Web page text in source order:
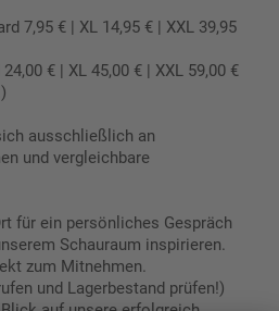
7,95 € | XL 14,95 € | XXL 39,95
€ | XL 45,00 € | XXL 59,00 €
ausschließlich an
und vergleichbare
für ein persönliches Gespräch
Schauraum inspirieren.
zum Mitnehmen.
und Lagerbestand prüfen!)